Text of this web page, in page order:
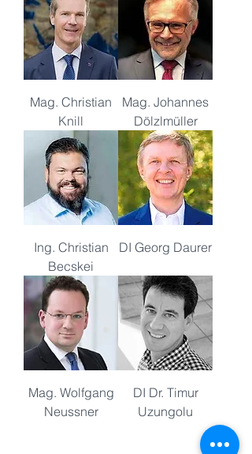
Mag. Christian
Knill
Mag. Johannes
Dölzlmüller
Ing. Christian
Becskei
DI Georg Daurer
Mag. Wolfgang
Neussner
DI Dr. Timur
Uzungolu